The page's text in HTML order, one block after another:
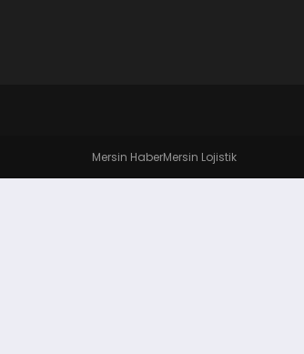
Mersin HaberMersin Lojistik